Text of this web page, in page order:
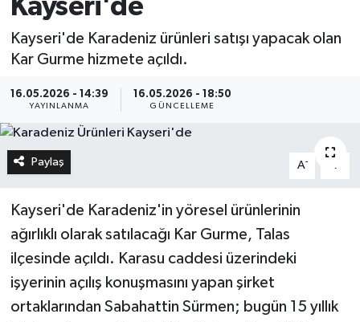
Kayseri'de
Kayseri'de Karadeniz ürünleri satışı yapacak olan
Kar Gurme hizmete açıldı.
16.05.2026 - 14:39
YAYINLANMA
16.05.2026 - 18:50
GÜNCELLEME
Paylaş A- A
Kayseri'de Karadeniz'in yöresel ürünlerinin
ağırlıklı olarak satılacağı Kar Gurme, Talas
ilçesinde açıldı. Karasu caddesi üzerindeki
işyerinin açılış konuşmasını yapan şirket
ortaklarından Sabahattin Sürmen; bugün 15 yıllık
Ekonomi
Teknoloji
Sağlık
Rize Trafik Yoğunluk Haritası
Süper Lig Puan Durumu ve Fikstür
Tüm Manşetler
Son Dakika Haberleri
Haber Arşivi